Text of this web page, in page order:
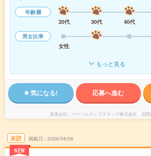
年齢層
20代
30代 40代
男女比率
女性
もっと見る
気になる! 応募へ進む
派遣会社 パーソルテンプスタッフ株式会社 北関
未読
NEW
掲載日 2026/08/06